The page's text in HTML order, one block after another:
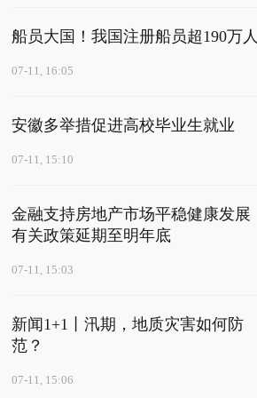
船员大国！我国注册船员超190万人
07-11, 16:05
安徽多举措促进高校毕业生就业
07-11, 15:10
金融支持房地产市场平稳健康发展
有关政策延期至明年底
07-11, 15:03
新闻1+1丨汛期，地质灾害如何防
范？
07-11, 15:06